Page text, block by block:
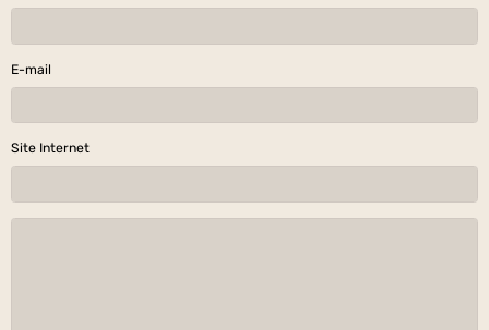
E-mail
Site Internet